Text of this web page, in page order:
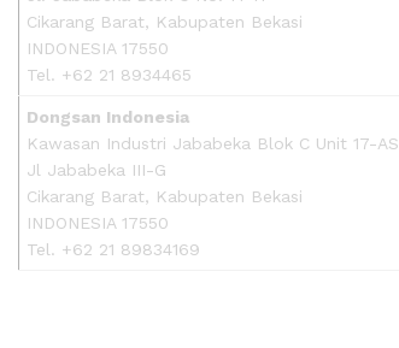
Cikarang Barat, Kabupaten Bekasi
INDONESIA 17550
Tel. +62 21 8934465
Dongsan Indonesia
Kawasan Industri Jababeka Blok C Unit 17-AS
Jl Jababeka III-G
Cikarang Barat, Kabupaten Bekasi
INDONESIA 17550
Tel. +62 21 89834169